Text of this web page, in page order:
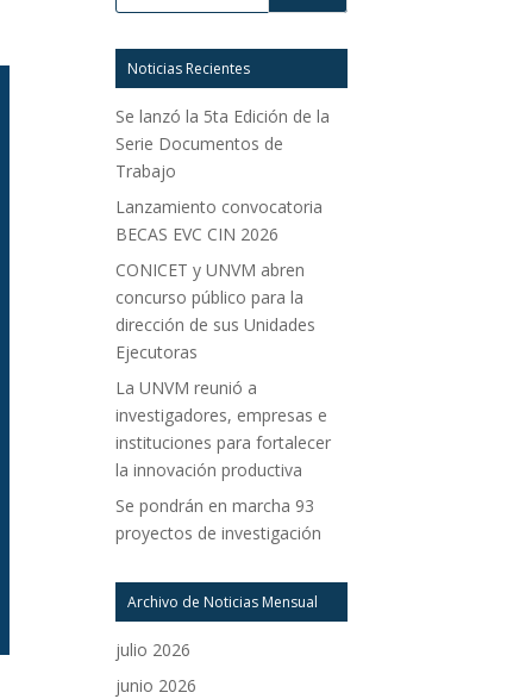
Noticias Recientes
Se lanzó la 5ta Edición de la
Serie Documentos de
Trabajo
Lanzamiento convocatoria
BECAS EVC CIN 2026
CONICET y UNVM abren
concurso público para la
dirección de sus Unidades
Ejecutoras
La UNVM reunió a
investigadores, empresas e
instituciones para fortalecer
la innovación productiva
Se pondrán en marcha 93
proyectos de investigación
Archivo de Noticias Mensual
julio 2026
junio 2026